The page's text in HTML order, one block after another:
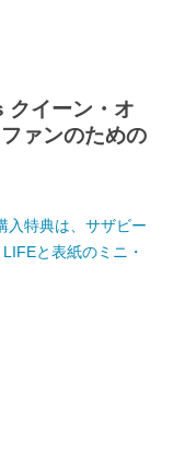
クイーン・オ
ァンのための
入特典は、サザビー
と表紙のミニ・